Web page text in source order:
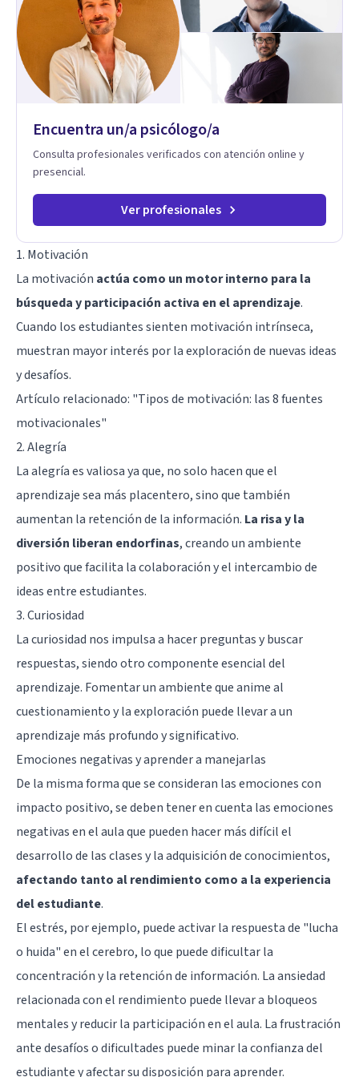
otorga un nuevo sentido y se transforma su impacto
emocional. De esta forma, los pacientes logran mayor
claridad sobre sí mismos, reducen significativamente su
sufrimiento y alcanzan cambios profundos y duraderos en su
vida y relaciones personales.
Encuentra un/a psicólogo/a
Consulta profesionales verificados con atención online y
presencial.
Ver profesionales
1. Motivación
La motivación actúa como un motor interno para la
búsqueda y participación activa en el aprendizaje.
Cuando los estudiantes sienten motivación intrínseca,
muestran mayor interés por la exploración de nuevas ideas
y desafíos.
Artículo relacionado: "Tipos de motivación: las 8 fuentes
motivacionales"
2. Alegría
La alegría es valiosa ya que, no solo hacen que el
aprendizaje sea más placentero, sino que también
aumentan la retención de la información. La risa y la
diversión liberan endorfinas, creando un ambiente
positivo que facilita la colaboración y el intercambio de
ideas entre estudiantes.
3. Curiosidad
La curiosidad nos impulsa a hacer preguntas y buscar
respuestas, siendo otro componente esencial del
aprendizaje. Fomentar un ambiente que anime al
cuestionamiento y la exploración puede llevar a un
aprendizaje más profundo y significativo.
Emociones negativas y aprender a manejarlas
De la misma forma que se consideran las emociones con
impacto positivo, se deben tener en cuenta las emociones
negativas en el aula que pueden hacer más difícil el
desarrollo de las clases y la adquisición de conocimientos,
afectando tanto al rendimiento como a la experiencia
del estudiante.
El estrés, por ejemplo, puede activar la respuesta de "lucha
o huida" en el cerebro, lo que puede dificultar la
concentración y la retención de información. La ansiedad
relacionada con el rendimiento puede llevar a bloqueos
mentales y reducir la participación en el aula. La frustración
ante desafíos o dificultades puede minar la confianza del
estudiante y afectar su disposición para aprender.